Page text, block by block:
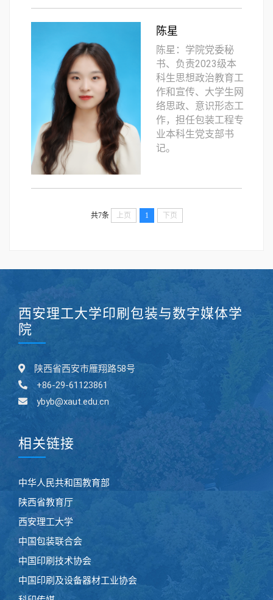
陈星
陈星：学院党委秘
书、负责2023级本
科生思想政治教育工
作和宣传、大学生网
络思政、意识形态工
作，担任包装工程专
业本科生党支部书
记。
共7条 上页 1 下页
西安理工大学印刷包装与数字媒体学
院
陕西省西安市雁翔路58号
+86-29-61123861
ybyb@xaut.edu.cn
相关链接
中华人民共和国教育部
陕西省教育厅
西安理工大学
中国包装联合会
中国印刷技术协会
中国印刷及设备器材工业协会